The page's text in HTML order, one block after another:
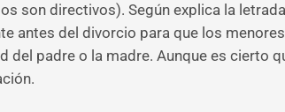
directivos). Según explica la
antes del divorcio para que los
padre o la madre. Aunque es cierto